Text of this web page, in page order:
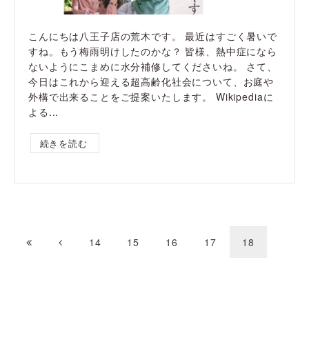
こんにちは八王子店の荒木です。 最近はすごく暑いで
すね。もう梅雨明けしたのかな？ 皆様、熱中症になら
ないようにこまめに水分補修してくださいね。 さて、
今日はこれから迎える超高齢化社会について、お庭や
外構で出来ることをご提案いたします。 Wikipediaに
よる...
続きを読む
14 15 16 17 18